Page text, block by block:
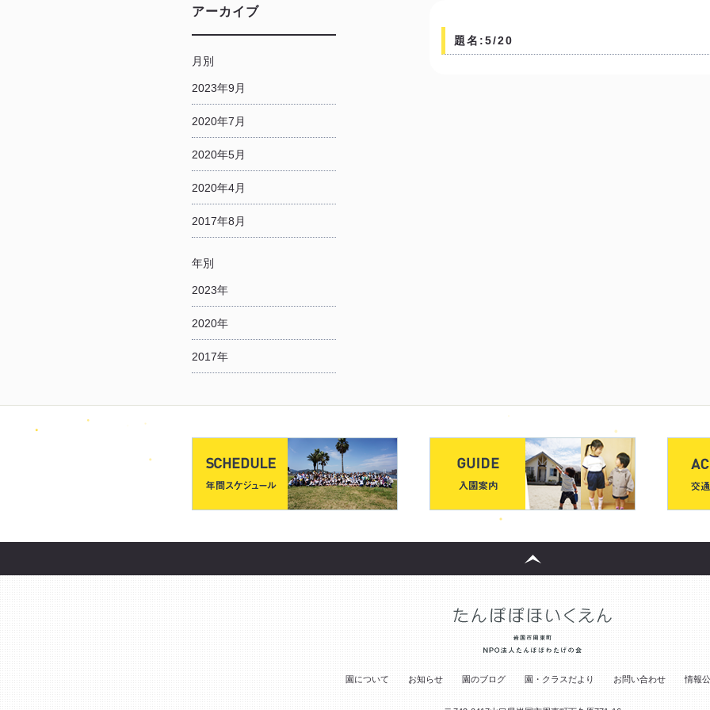
題名:5/20
アーカイブ
月別
2023年9月
2020年7月
2020年5月
2020年4月
2017年8月
年別
2023年
2020年
2017年
園について お知らせ 園のブログ 園・クラスだより お問い合わせ 情報